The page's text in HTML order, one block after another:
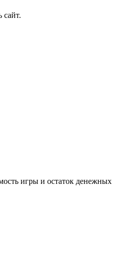
сайт.
игры и остаток денежных